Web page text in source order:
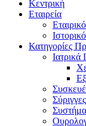
Κεντρική
Εταιρεία
Ιστορικό
Κατηγορίες
Ιατρικά
Σύριγγες